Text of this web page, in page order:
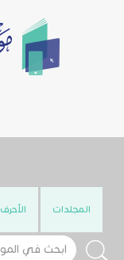
المجلدات الأحرف